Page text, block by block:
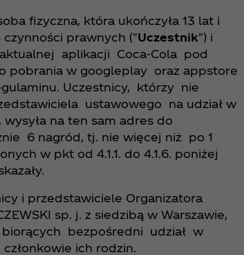
fizyczna, która ukończyła 13 lat i
prawnych ("Uczestnik") i
aplikacji Coca‑Cola pod
pobrania w googleplay oraz appstore
Uczestnicy, którzy nie
ustawowego na udział w
na ten sam adres do
6 nagród, tj. nie więcej niż po 1
w pkt od 4.1.1. do 4.1.6. poniżej
i przedstawiciele Organizatora
sp. j. z siedzibą w Warszawie,
bezpośredni udział w
ich rodzin.